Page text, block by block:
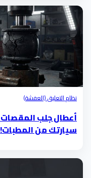
نظام التعليق (العفشة)
أعطال جلب المقصات
سيارتك من المطبات!